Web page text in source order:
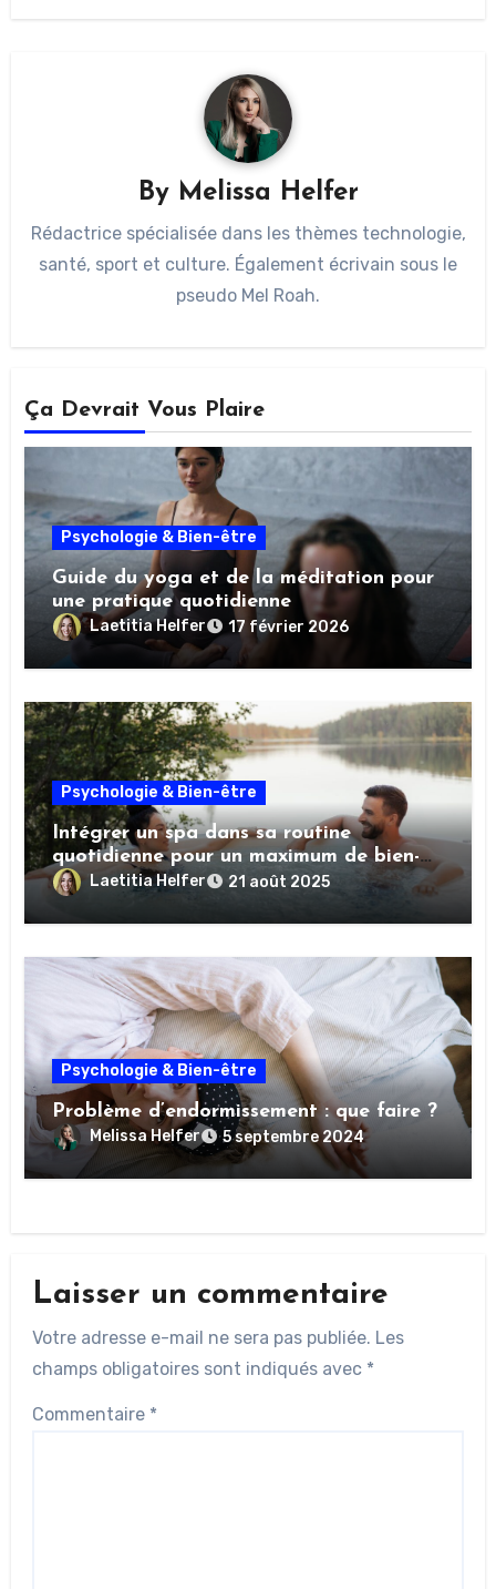
By Melissa Helfer
Rédactrice spécialisée dans les thèmes technologie,
santé, sport et culture. Également écrivain sous le
pseudo Mel Roah.
Ça Devrait Vous Plaire
Psychologie & Bien-être
Guide du yoga et de la méditation pour
une pratique quotidienne
Laetitia Helfer 17 février 2026
Psychologie & Bien-être
Intégrer un spa dans sa routine
quotidienne pour un maximum de bien-
êtreLaetitia Helfer 21 août 2025
Psychologie & Bien-être
Problème d’endormissement : que faire ?
Melissa Helfer 5 septembre 2024
Laisser un commentaire
Votre adresse e-mail ne sera pas publiée. Les
champs obligatoires sont indiqués avec *
Commentaire *